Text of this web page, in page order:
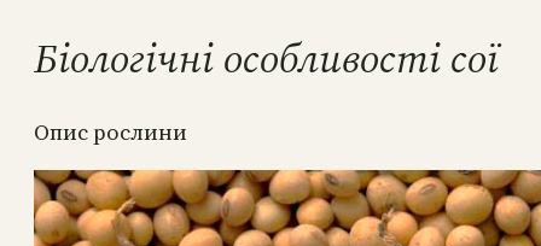
Біологічні особливості сої
Опис рослини